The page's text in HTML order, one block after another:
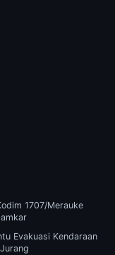
1707/Merauke
Evakuasi Kendaraan